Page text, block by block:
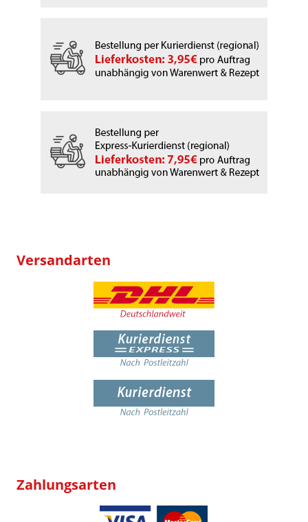
Versandarten
Zahlungsarten